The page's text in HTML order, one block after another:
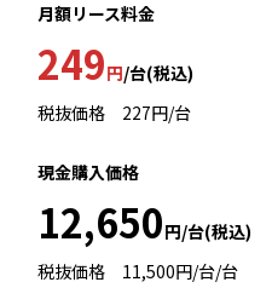
月額リース料金
249円/台(税込)
税抜価格 227円/台
現金購入価格
12,650円/台(税込)
税抜価格 11,500円/台/台